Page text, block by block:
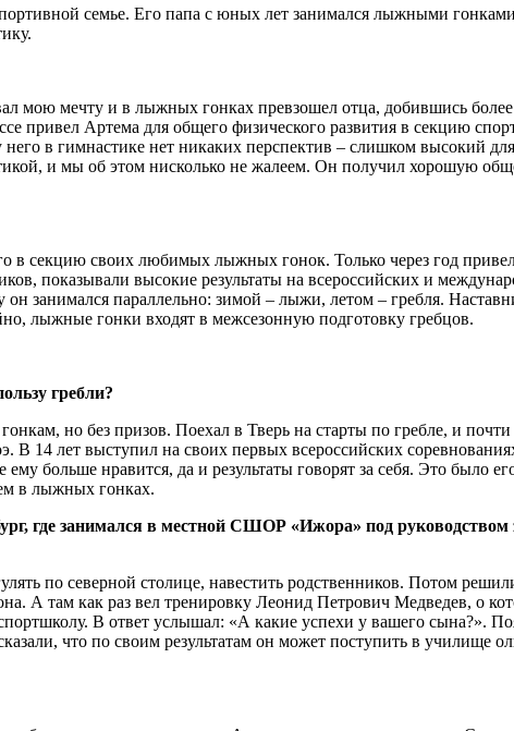
семье. Его папа с юных лет занимался лыжными
мою мечту и в лыжных гонках превзошел отца, добившись
привел Артема для общего физического развития в секцию
него в гимнастике нет никаких перспектив – слишком высокий
и мы об этом нисколько не жалеем. Он получил хорошую
в секцию своих любимых лыжных гонок. Только через год
показывали высокие результаты на всероссийских и
занимался параллельно: зимой – лыжи, летом – гребля.
лыжные гонки входят в межсезонную подготовку гребцов.
гребли?
но без призов. Поехал в Тверь на старты по гребле, и
14 лет выступил на своих первых всероссийских
больше нравится, да и результаты говорят за себя. Это было
в лыжных гонках.
где занимался в местной СШОР «Ижора» под
по северной столице, навестить родственников. Потом
А там как раз вел тренировку Леонид Петрович Медведев, о
В ответ услышал: «А какие успехи у вашего сына?».
что по своим результатам он может поступить в училище